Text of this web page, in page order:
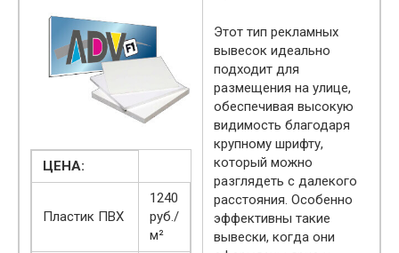
ЦЕНА:
Пластик ПВХ
1240
руб./
м²
Этот тип рекламных
вывесок идеально
подходит для
размещения на улице,
обеспечивая высокую
видимость благодаря
крупному шрифту,
который можно
разглядеть с далекого
расстояния. Особенно
эффективны такие
вывески, когда они